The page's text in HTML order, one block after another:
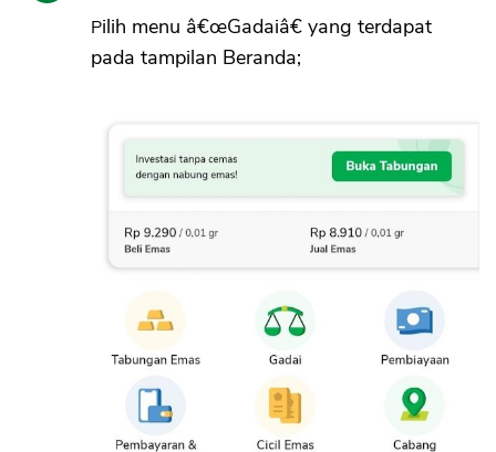
Pilih menu â€œGadaiâ€ yang terdapat
pada tampilan Beranda;